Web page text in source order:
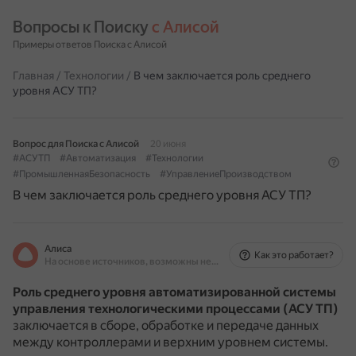
Вопросы к Поиску с Алисой
Примеры ответов Поиска с Алисой
Главная / Технологии / В чем заключается роль среднего
уровня АСУ ТП?
Вопрос для Поиска с Алисой
20 июня
#АСУТП
#Автоматизация
#Технологии
#ПромышленнаяБезопасность
#УправлениеПроизводством
В чем заключается роль среднего уровня АСУ ТП?
Алиса
На основе источников, возможны неточности
Как это работает?
Роль среднего уровня автоматизированной системы
управления технологическими процессами (АСУ ТП)
заключается в сборе, обработке и передаче данных
между контроллерами и верхним уровнем системы.